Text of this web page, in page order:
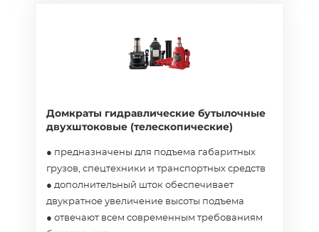
Домкраты гидравлические бутылочные
двухштоковые (телескопические)
● предназначены для подъема габаритных
грузов, спецтехники и транспортных средств
● дополнительный шток обеспечивает
двукратное увеличение высоты подъема
● отвечают всем современным требованиям